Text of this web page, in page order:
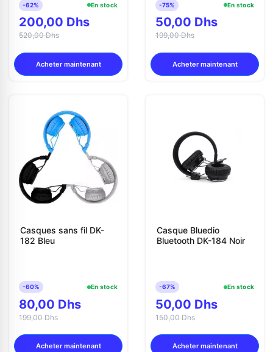
06 37 08 07 06
Contactez-nous
Envoyer un message
-62% En stock
200,00 Dhs
520,00 Dhs
Acheter maintenant
-75% En stock
50,00 Dhs
199,00 Dhs
Acheter maintenant
Casques sans fil DK-
182 Bleu
-60% En stock
80,00 Dhs
199,00 Dhs
Acheter maintenant
Casque Bluedio
Bluetooth DK-184 Noir
-67% En stock
50,00 Dhs
150,00 Dhs
Acheter maintenant